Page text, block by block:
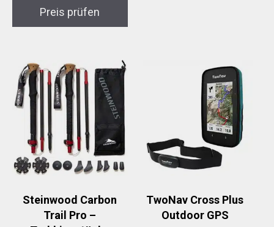
Preis prüfen
Steinwood Carbon
Trail Pro –
TwoNav Cross Plus
Outdoor GPS